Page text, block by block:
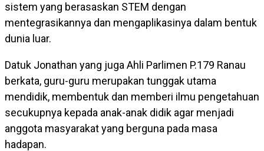
sistem yang berasaskan STEM dengan
mentegrasikannya dan mengaplikasinya dalam bentuk
dunia luar.
Datuk Jonathan yang juga Ahli Parlimen P.179 Ranau
berkata, guru-guru merupakan tunggak utama
mendidik, membentuk dan memberi ilmu pengetahuan
secukupnya kepada anak-anak didik agar menjadi
anggota masyarakat yang berguna pada masa
hadapan.